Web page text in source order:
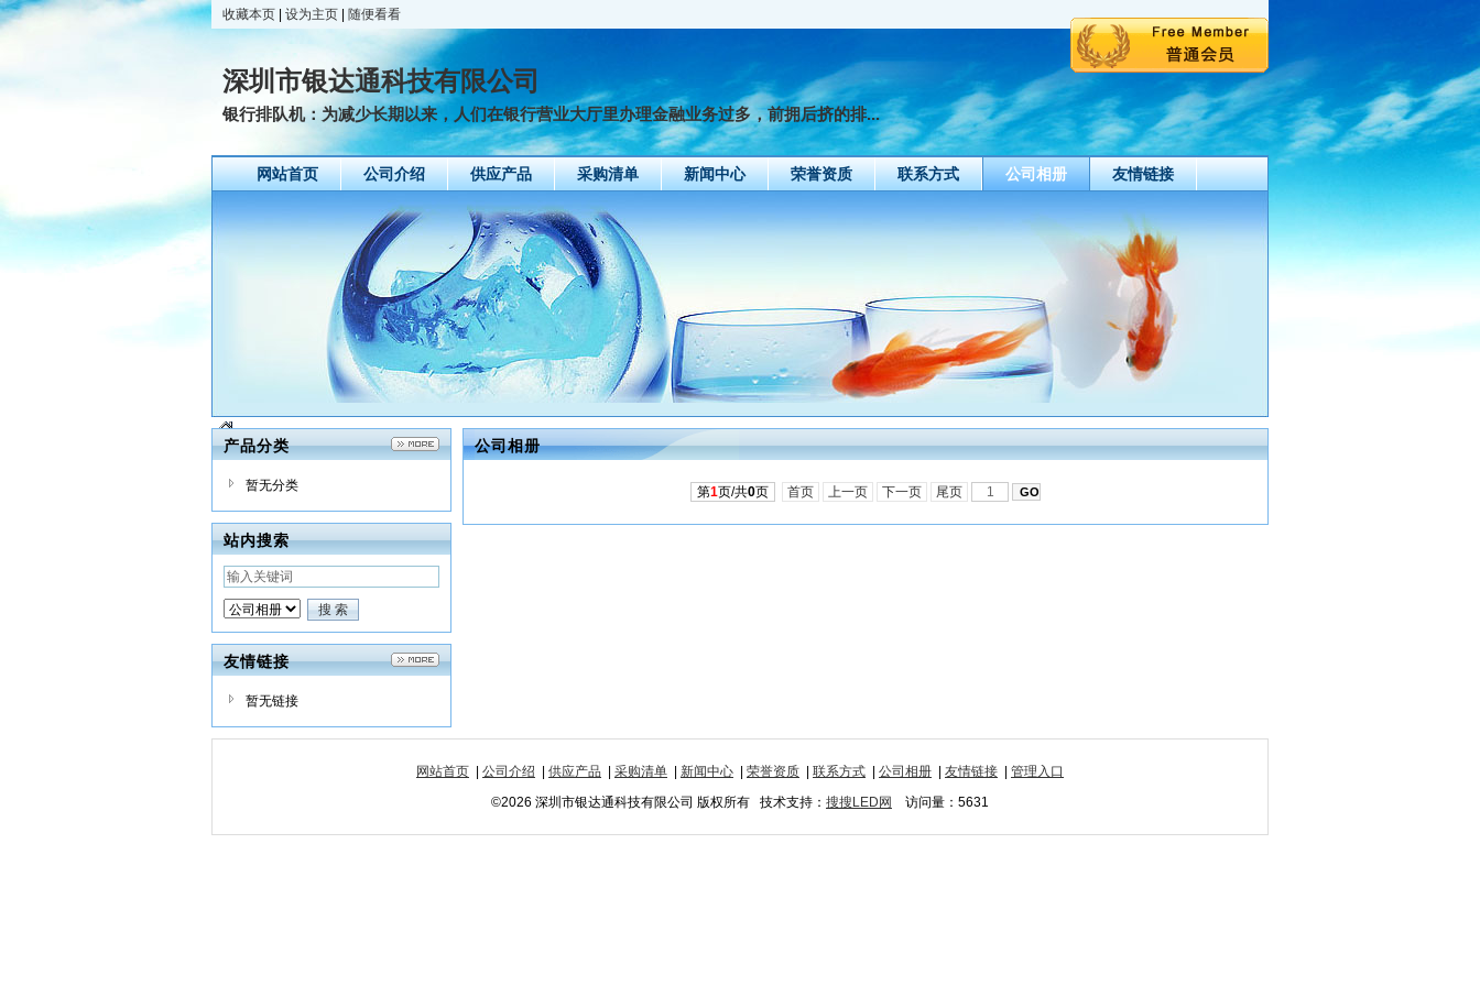
收藏本页 设为主页 随便看看
深圳市银达通科技有限公司
银行排队机：为减少长期以来，人们在银行营业大厅里办理金融业务过多，前拥后挤的排...
网站首页 公司介绍 供应产品 采购清单 新闻中心 荣誉资质 联系方式 公司相册 友情链接
产品分类
暂无分类
站内搜索
友情链接
暂无链接
公司相册
第1页/共0页 首页 上一页 下一页 尾页
网站首页 公司介绍 供应产品 采购清单 新闻中心 荣誉资质 联系方式 公司相册 友情链接
管理入口
©2026 深圳市银达通科技有限公司 版权所有 技术支持： 搜搜LED网 访问量：5631